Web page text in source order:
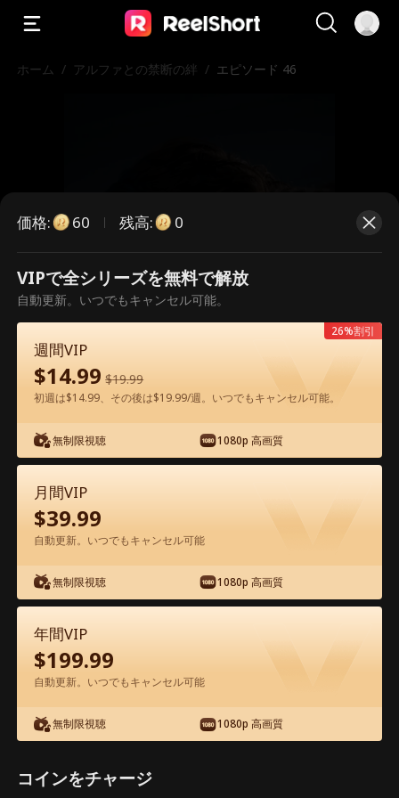
ホーム / アルファとの禁断の絆 / エピソード 46
こちらは有料のエピソードです。視
聴いただくには解放が必要です。
60今すぐ解放
アプリ内で無料視聴可能
エピソード46 - アルファとの禁断の絆
映画フル
45 46 47 48 49
価格: 60 残高: 0
VIPで全シリーズを無料で解放
自動更新。いつでもキャンセル可能。
週間VIP
$14.99 $19.99
初週は$14.99、その後は$19.99/週。いつでもキャンセル可能。
無制限視聴 1080p 高画質
26%割引
月間VIP
$39.99
自動更新。いつでもキャンセル可能
無制限視聴 1080p 高画質
年間VIP
$199.99
自動更新。いつでもキャンセル可能
無制限視聴 1080p 高画質
コインをチャージ